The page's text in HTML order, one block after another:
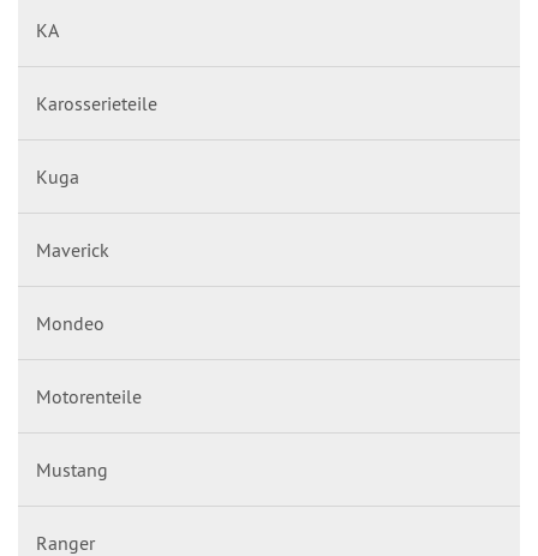
KA
Karosserieteile
Kuga
Maverick
Mondeo
Motorenteile
Mustang
Ranger